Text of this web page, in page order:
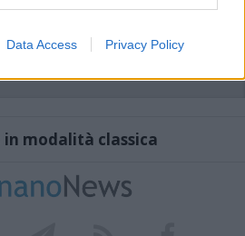
Data Access Privacy Policy
in modalità classica